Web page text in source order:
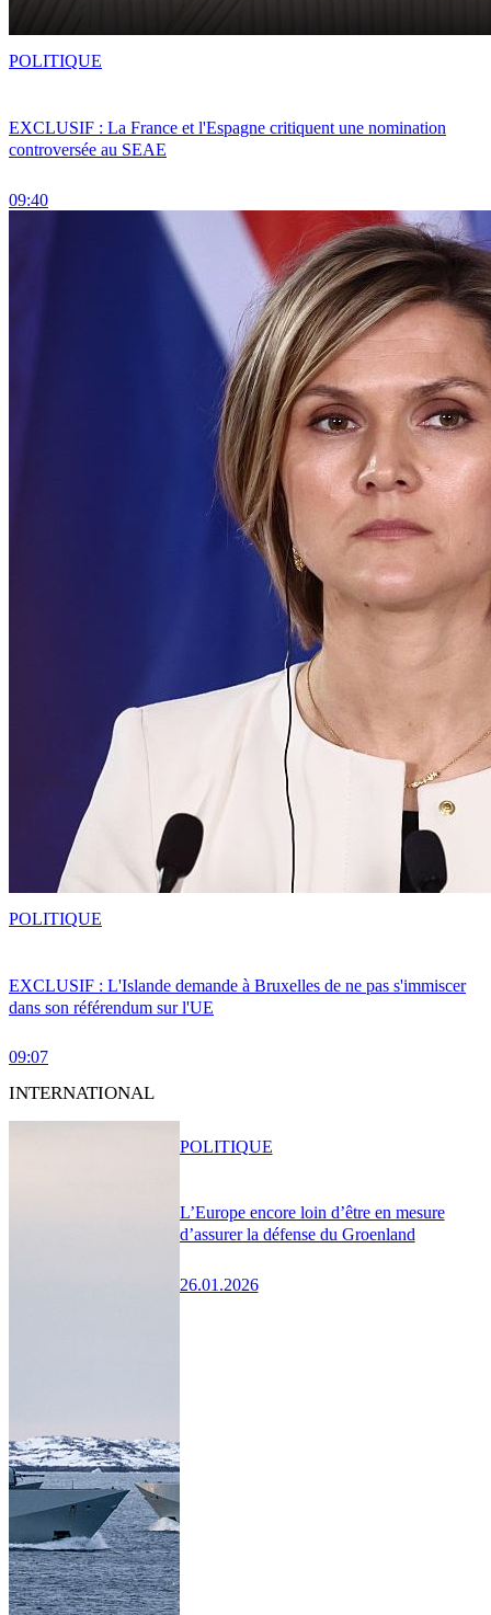
EXCLUSIF : La France et l'Espagne critiquent une nomination
controversée au SEAE
09:40
POLITIQUE
EXCLUSIF : L'Islande demande à Bruxelles de ne pas s'immiscer
dans son référendum sur l'UE
09:07
POLITIQUE
INTERNATIONAL
L’Europe encore loin d’être en mesure
d’assurer la défense du Groenland
26.01.2026
POLITIQUE